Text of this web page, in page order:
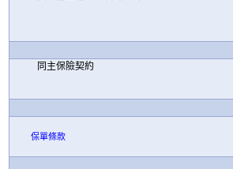
同主保險契約
保單條款